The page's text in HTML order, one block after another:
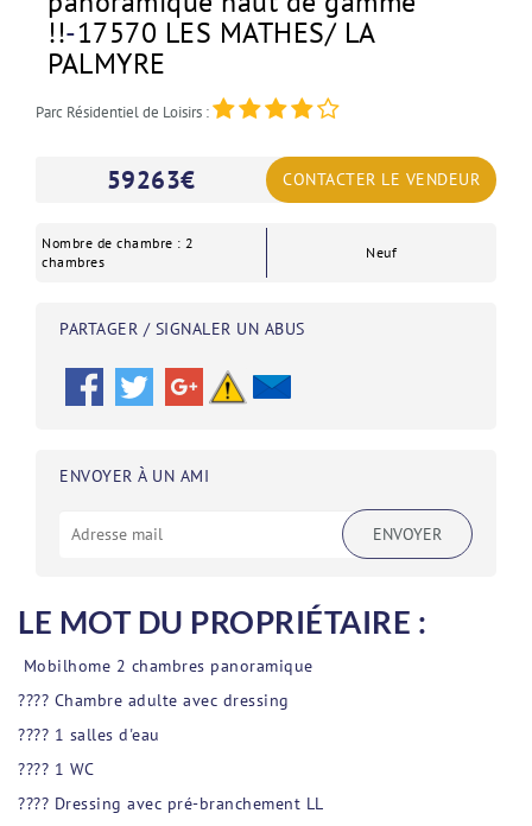
!!-17570 LES MATHES/ LA
PALMYRE
Parc Résidentiel de Loisirs :
59263€ CONTACTER LE VENDEUR
Nombre de chambre : 2
chambres
Neuf
PARTAGER / SIGNALER UN ABUS
ENVOYER À UN AMI
ENVOYER
LE MOT DU PROPRIÉTAIRE :
Mobilhome 2 chambres panoramique
???? Chambre adulte avec dressing
???? 1 salles d'eau
???? 1 WC
???? Dressing avec pré-branchement LL